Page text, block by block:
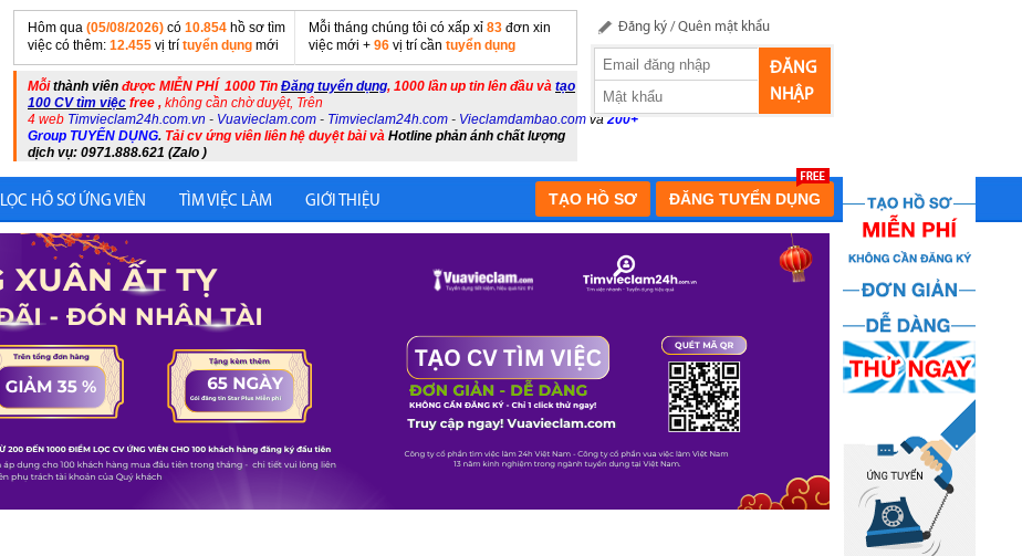
Hôm qua (05/08/2026) có 10.854 hồ sơ tìm
việc có thêm: 12.455 vị trí tuyển dụng mới
Mỗi tháng chúng tôi có xấp xỉ 83 đơn xin
việc mới + 96 vị trí cần tuyển dụng
Mỗithành viên được MIỄN PHÍ 1000 Tin Đăng tuyển dụng, 1000 lần up tin lên đầu và tạo
100 CV tìm việc free , không cần chờ duyệt, Trên
4 web Timvieclam24h.com.vn - Vuavieclam.com - Timvieclam24h.com - Vieclamdambao.com và 200+
Group TUYỂN DỤNG. Tải cv ứng viên liên hệ duyệt bài và Hotline phản ánh chất lượng
dịch vụ: 0971.888.621 (Zalo )
Đăng ký /Quên mật khẩu
ĐĂNG
NHẬP
LỌC HỒ SƠ ỨNG VIÊN TÌM VIỆC LÀM GIỚI THIỆU ĐĂNG TUYỂN DỤNG
TẠO HỒ SƠ